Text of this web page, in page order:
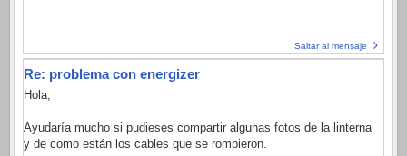
Saltar al mensaje
Re: problema con energizer
Hola,
Ayudaría mucho si pudieses compartir algunas fotos de la linterna
y de como están los cables que se rompieron.